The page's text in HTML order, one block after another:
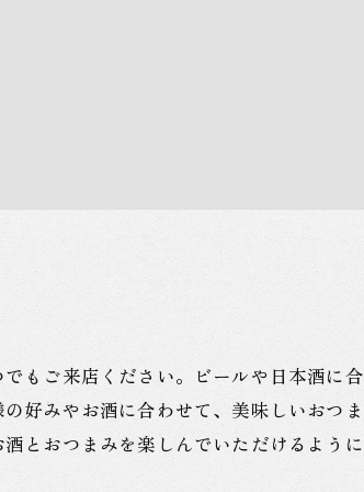
もご来店ください。ビールや日本酒に
好みやお酒に合わせて、美味しいおつ
とおつまみを楽しんでいただけるよう